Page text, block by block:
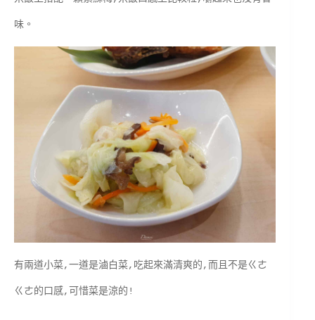
味。
有兩道小菜,一道是滷白菜,吃起來滿清爽的,而且不是ㄍㄜ
ㄍㄜ的口感,可惜菜是涼的!